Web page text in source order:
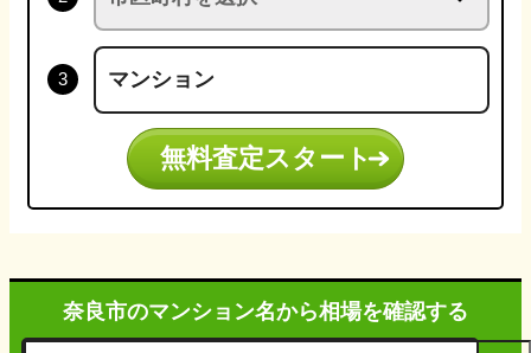
無料査定スタート
奈良市のマンション名から相場を確認する